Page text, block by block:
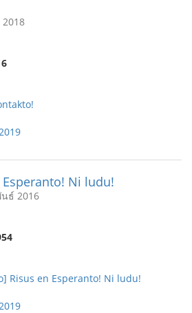
Ni ludu!
ธ์ 2016
Risus en Esperanto! Ni ludu!